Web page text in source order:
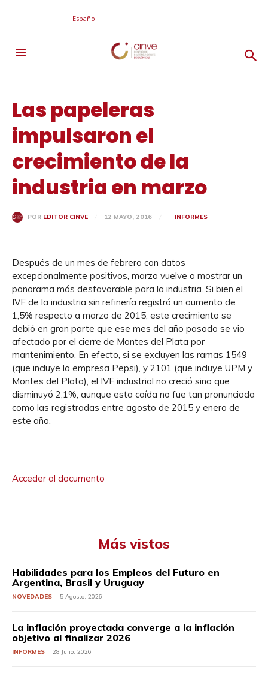
Español
Las papeleras
impulsaron el
crecimiento de la
industria en marzo
POR EDITOR CINVE 12 MAYO, 2016 INFORMES
Después de un mes de febrero con datos
excepcionalmente positivos, marzo vuelve a mostrar un
panorama más desfavorable para la industria. Si bien el
IVF de la industria sin refinería registró un aumento de
1,5% respecto a marzo de 2015, este crecimiento se
debió en gran parte que ese mes del año pasado se vio
afectado por el cierre de Montes del Plata por
mantenimiento. En efecto, si se excluyen las ramas 1549
(que incluye la empresa Pepsi), y 2101 (que incluye UPM y
Montes del Plata), el IVF industrial no creció sino que
disminuyó 2,1%, aunque esta caída no fue tan pronunciada
como las registradas entre agosto de 2015 y enero de
este año.
Acceder al documento
Más vistos
Habilidades para los Empleos del Futuro en
Argentina, Brasil y Uruguay
NOVEDADES 5 Agosto, 2026
La inflación proyectada converge a la inflación
objetivo al finalizar 2026
INFORMES 28 Julio, 2026